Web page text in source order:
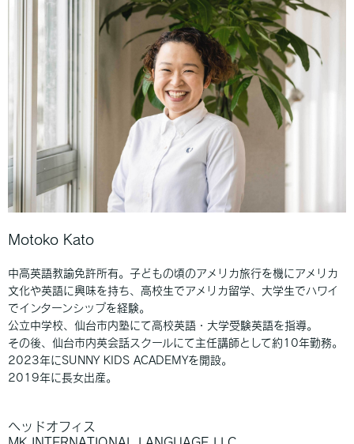
Motoko Kato
中高英語教諭免許所有。子どもの頃のアメリカ旅行を機にアメリカ
文化や英語に興味を持ち、高校生でアメリカ留学、大学生でハワイ
でインターンシップを経験。
公立中学校、仙台市内塾にて高校英語・大学受験英語を指導。
その後、仙台市内英会話スクールにて主任講師として約10年勤務。
2023年にSUNNY KIDS ACADEMYを開設。
2019年に長女出産。
ヘッドオフィス